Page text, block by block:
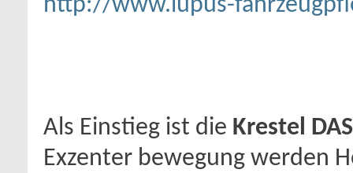
http://www.lupus-
Als Einstieg ist die Krestel
Exzenter bewegung werden